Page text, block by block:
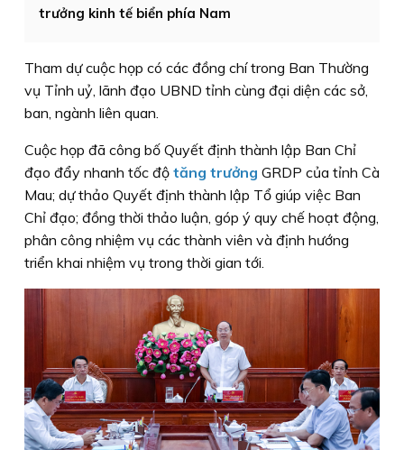
trưởng kinh tế biển phía Nam
Tham dự cuộc họp có các đồng chí trong Ban Thường
vụ Tỉnh uỷ, lãnh đạo UBND tỉnh cùng đại diện các sở,
ban, ngành liên quan.
Cuộc họp đã công bố Quyết định thành lập Ban Chỉ
đạo đẩy nhanh tốc độ tăng trưởng GRDP của tỉnh Cà
Mau; dự thảo Quyết định thành lập Tổ giúp việc Ban
Chỉ đạo; đồng thời thảo luận, góp ý quy chế hoạt động,
phân công nhiệm vụ các thành viên và định hướng
triển khai nhiệm vụ trong thời gian tới.